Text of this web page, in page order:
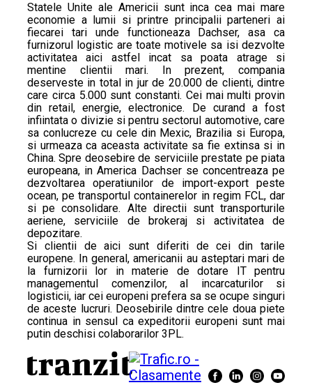
Statele Unite ale Americii sunt inca cea mai mare
economie a lumii si printre principalii parteneri ai
fiecarei tari unde functioneaza Dachser, asa ca
furnizorul logistic are toate motivele sa isi dezvolte
activitatea aici astfel incat sa poata atrage si
mentine clientii mari. In prezent, compania
deserveste in total in jur de 20.000 de clienti, dintre
care circa 5.000 sunt constanti. Cei mai multi provin
din retail, energie, electronice. De curand a fost
infiintata o divizie si pentru sectorul automotive, care
sa conlucreze cu cele din Mexic, Brazilia si Europa,
si urmeaza ca aceasta activitate sa fie extinsa si in
China. Spre deosebire de serviciile prestate pe piata
europeana, in America Dachser se concentreaza pe
dezvoltarea operatiunilor de import-export peste
ocean, pe transportul containerelor in regim FCL, dar
si pe consolidare. Alte directii sunt transporturile
aeriene, serviciile de brokeraj si activitatea de
depozitare.
Si clientii de aici sunt diferiti de cei din tarile
europene. In general, americanii au asteptari mari de
la furnizorii lor in materie de dotare IT pentru
managementul comenzilor, al incarcaturilor si
logisticii, iar cei europeni prefera sa se ocupe singuri
de aceste lucruri. Deosebirile dintre cele doua piete
continua in sensul ca expeditorii europeni sunt mai
putin deschisi colaborarilor 3PL.